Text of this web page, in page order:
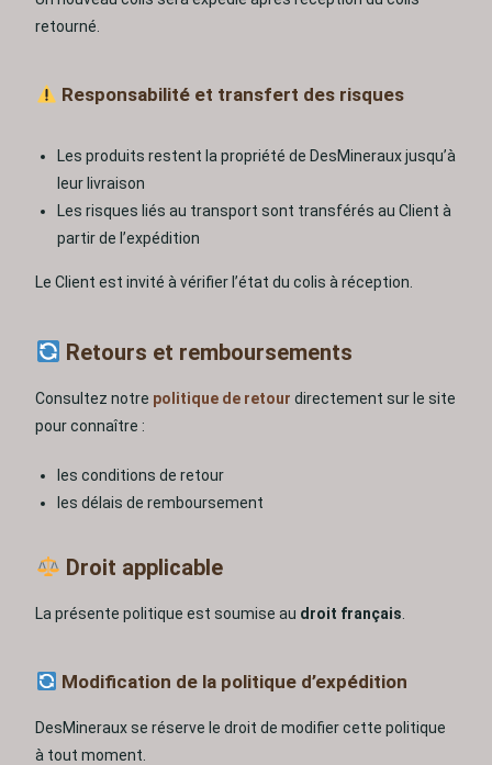
retourné.
Responsabilité et transfert des risques
Les produits restent la propriété de DesMineraux jusqu’à
leur livraison
Les risques liés au transport sont transférés au Client à
partir de l’expédition
Le Client est invité à vérifier l’état du colis à réception.
Retours et remboursements
Consultez notre politique de retour directement sur le site
pour connaître :
les conditions de retour
les délais de remboursement
Droit applicable
La présente politique est soumise au droit français.
Modification de la politique d’expédition
DesMineraux se réserve le droit de modifier cette politique
à tout moment.